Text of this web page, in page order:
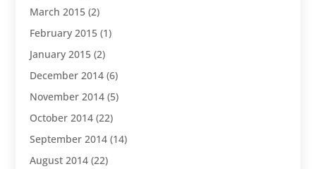
March 2015 (2)
February 2015 (1)
January 2015 (2)
December 2014 (6)
November 2014 (5)
October 2014 (22)
September 2014 (14)
August 2014 (22)